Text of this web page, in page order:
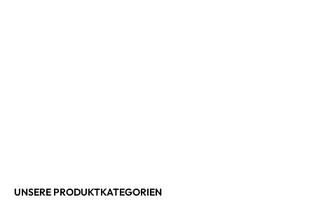
UNSERE PRODUKTKATEGORIEN